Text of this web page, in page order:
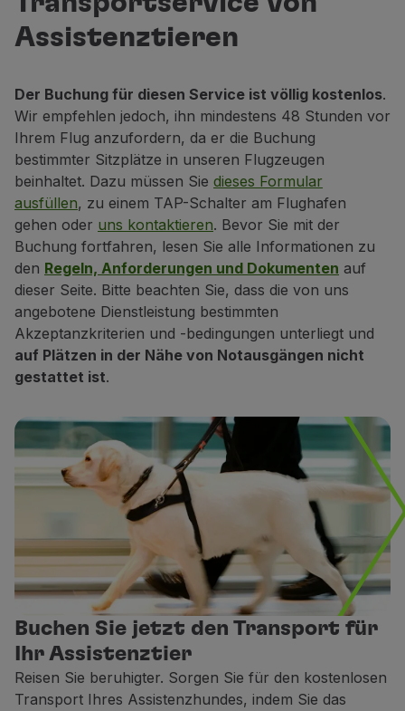
Club TAP Miles&Go
Hilfecenter
Häufige gestellte fragen
Anfragen und reklamationen
Kontakte
Nützliche Informationen
Rückerstattungen
Online-Rechnung
Verlorenes / Beschädigtes Gepäck
Verspäteter / Annullierter Flug
Assistenztieren
Der Buchung für diesen Service ist völlig kostenlos.
Wir empfehlen jedoch, ihn mindestens 48 Stunden vor
Ihrem Flug anzufordern, da er die Buchung
bestimmter Sitzplätze in unseren Flugzeugen
beinhaltet. Dazu müssen Sie dieses Formular
ausfüllen, zu einem TAP-Schalter am Flughafen
gehen oder uns kontaktieren. Bevor Sie mit der
Buchung fortfahren, lesen Sie alle Informationen zu
den Regeln, Anforderungen und Dokumenten auf
dieser Seite. Bitte beachten Sie, dass die von uns
angebotene Dienstleistung bestimmten
Akzeptanzkriterien und -bedingungen unterliegt und
auf Plätzen in der Nähe von Notausgängen nicht
gestattet ist.
Buchen Sie jetzt den Transport für
Ihr Assistenztier
Reisen Sie beruhigter. Sorgen Sie für den kostenlosen
Transport Ihres Assistenzhundes, indem Sie das